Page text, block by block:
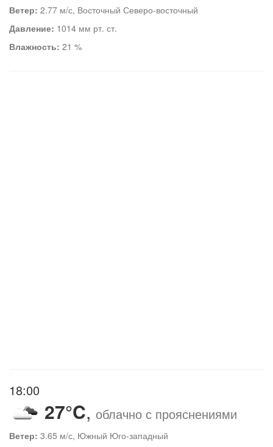
Ветер: 2.77 м/с, Восточный Северо-восточный
Давление: 1014 мм рт. ст.
Влажность: 21 %
18:00
27°C, облачно с прояснениями
Ветер: 3.65 м/с, Южный Юго-западный